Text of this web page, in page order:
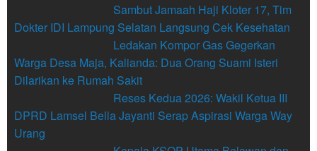
Sambut Jamaah Haji Kloter 17, Tim
Dokter IDI Lampung Selatan Langsung Cek Kesehatan
Ledakan Kompor Gas Gegerkan
Warga Desa Maja, Kalianda: Dua Orang Suami Isteri
Dilarikan ke Rumah Sakit
Reses Kedua 2026: Wakil Ketua III
DPRD Lamsel Bella Jayanti Serap Aspirasi Warga Way
Urang